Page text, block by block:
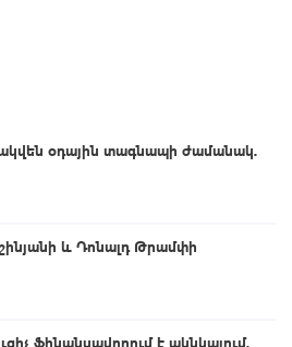
օդային տագնապի ժամանակ.
և Դոնալդ Թրամփի
ֆինանսավորում է ակնկալում.